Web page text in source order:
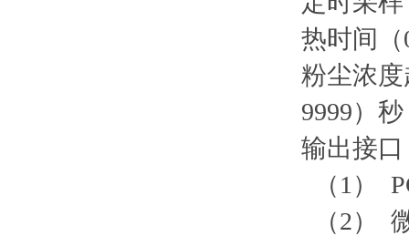
热时间（
粉尘浓
9999）
输出接
（1）
（2）